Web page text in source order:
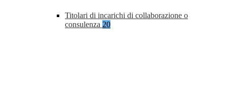
Titolari di incarichi di collaborazione o
consulenza 20